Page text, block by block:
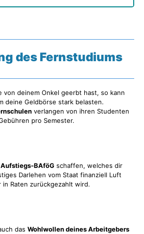
des Fernstudiums
von deinem Onkel geerbt hast, so kann
deine Geldbörse stark belasten.
verlangen von ihren Studenten
pro Semester.
Aufstiegs-BAföG schaffen, welches dir
Darlehen vom Staat finanziell Luft
Raten zurückgezahlt wird.
das Wohlwollen deines Arbeitgebers